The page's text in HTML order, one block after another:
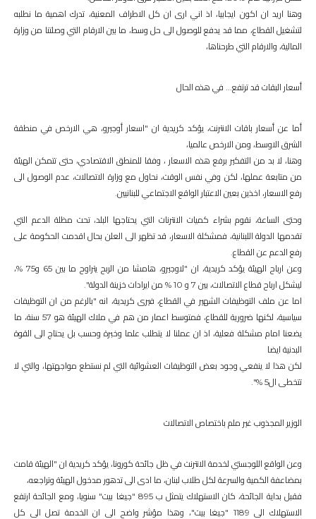
وهنا اريد ان اكون ايجابيا، اذ اني ارى ان كل الاطراف المعنية، تدرك اهمية ما نطلبه
لتشغيل القطاع، مما قد يدفع للوصول الى حل وسط، ما بين الارقام التي وصلتنا من وزارة
المالية، والارقام التي طرحناها،
أسعار البقات قد ترتفع... في هذه الحال
أما عن أسعار باقات الانترنت، يؤكد كريدية ان "اسعار أوجيرو، هي الارخص في منطقة
الشرق الاوسط، ومن الارخص عالميا،
وهنا، لا بد من التفكير برفع هذه الاسعار ، وفقا للمنطق الاقتصادي، حتى تتمكن الهيئة
من متابعة عملها، لكن وفي نفس الوقت، نحاول مع وزارة الاتصالات، عدم الوصول الى
رفع الاسعار، اخذين بعين الاعتبار الواقع الاجتماعي للبنانيين.
وحتى الساعة، نقوم بشراء كميات الانترنات التي يحتاجها البلد، تحت مظلة الدعم التي
تقدمها الدولة اللبنانية، فمشكلة الاسعار، قد تظهر الى العلن بحال اقدمت الحكومة على
رفع الدعم عن القطاع.
وعن ارباح الهيئة يؤكد كريدية، ان "لاوجيرو، هامشا من الربح يتراوح ما بين 65 و75 %،
ليشكل ارباح قطاع الاتصالات، بين 7 و 10 % من ايرادات خزينة الدولة".
اما عن ملف التوظيفات الشهير في القطاع، فيرى كريدية، انه "بالرغم من ان التوظيفات
سياسية، لكنها ضرورية للقطاع، فمتوسط اعمار من هم في ملاك الهيئة هو 57 سنة، ما
يضعنا امام مشكلة فعلية، اذ ان عملنا لا يتطلب علما وخبرة وحسب بل يحتاج الى القوة
البدنية ايضا
لكن هذا لا ينفعي وجود بعض التوظيفات العشوائية التي لم نستطع مواجهتها، والتي لا
تتخطى ال5 %".
الوزير المجذوب غير ملم باختصاص الاتصالات
وعن الواقع اللوجستي لخدمة الانترنت في ظل جائحة كورونا، يؤكد كريدية ان "الهيئة قامت
بمضاعفة الكمية والسرعة لكل طلاب لبنان، ما ادى الى تدهور مدخول الهيئة وتراجعه،
فقبل بداية الجائحة، كان الاستهلاك يتمثل ب 895 "جيغا بيت" سنويا، ومع الجائحة ارتفع
الاستهلاك الى 1189 "جيغا بيت"، وهذا مؤشر واضح الى ان الخدمة تصل الى كل